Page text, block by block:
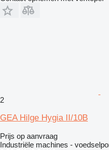
2
GEA Hilge Hygia II/10B
Prijs op aanvraag
Industriële machines -